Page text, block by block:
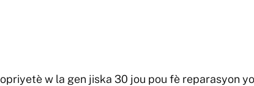
w la gen jiska 30 jou pou fè reparasyon